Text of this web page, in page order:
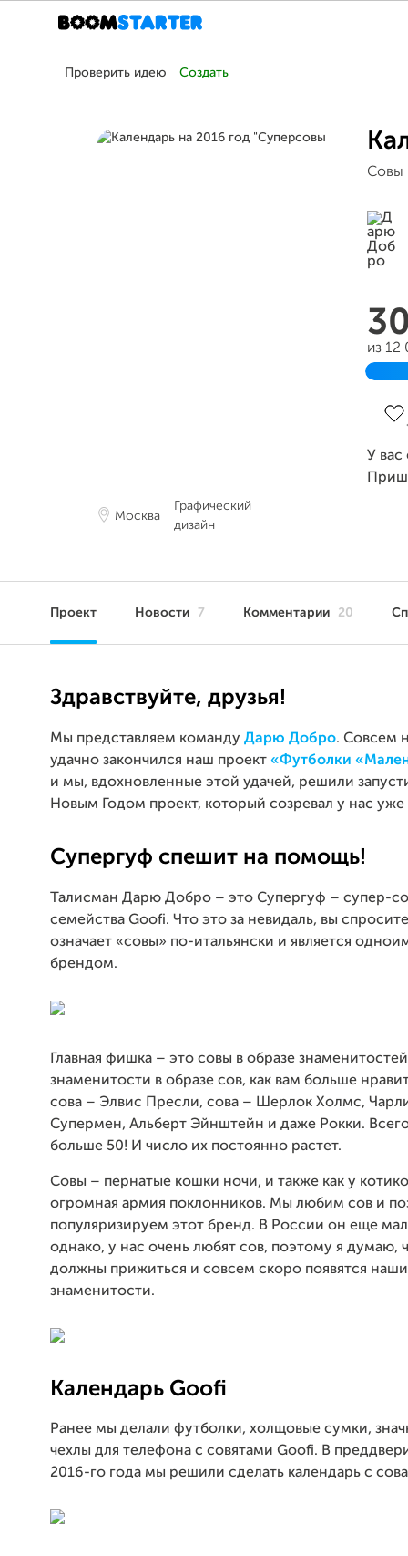
Проверить идею Создать
Москва
Графический
дизайн
Совы
из 12
У вас
Проект Новости 7 Комментарии 20
Здравствуйте, друзья!
Мы представляем команду Дарю Добро. Совсем
удачно закончился наш проект «Футболки
и мы, вдохновленные этой удачей, решили
Новым Годом проект, который созревал у нас уже
Супергуф спешит на помощь!
Талисман Дарю Добро – это Супергуф – супер-
семейства Goofi. Что это за невидаль, вы
означает «совы» по-итальянски и является
брендом.
Главная фишка – это совы в образе
знаменитости в образе сов, как вам больше
сова – Элвис Пресли, сова – Шерлок Холмс,
Супермен, Альберт Эйнштейн и даже Рокки.
больше 50! И число их постоянно растет.
Совы – пернатые кошки ночи, и также как у
огромная армия поклонников. Мы любим сов и
популяризируем этот бренд. В России он еще
однако, у нас очень любят сов, поэтому я думаю,
должны прижиться и совсем скоро появятся
знаменитости.
Календарь Goofi
Ранее мы делали футболки, холщовые сумки,
чехлы для телефона с совятами Goofi. В
2016-го года мы решили сделать календарь с